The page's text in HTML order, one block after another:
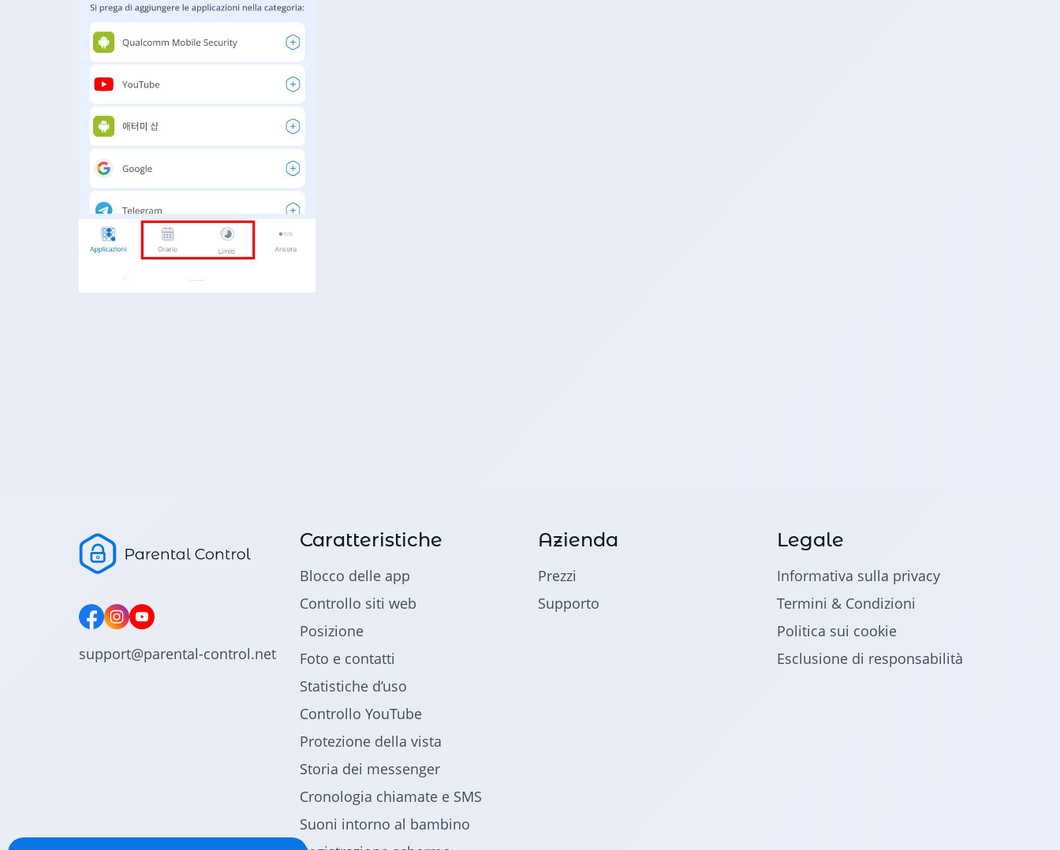
support@parental-control.net
Caratteristiche
Blocco delle app
Controllo siti web
Posizione
Foto e contatti
Statistiche d’uso
Controllo YouTube
Protezione della vista
Storia dei messenger
Cronologia chiamate e SMS
Suoni intorno al bambino
Azienda
Prezzi
Supporto
Legale
Informativa sulla privacy
Termini & Condizioni
Politica sui cookie
Esclusione di responsabilità